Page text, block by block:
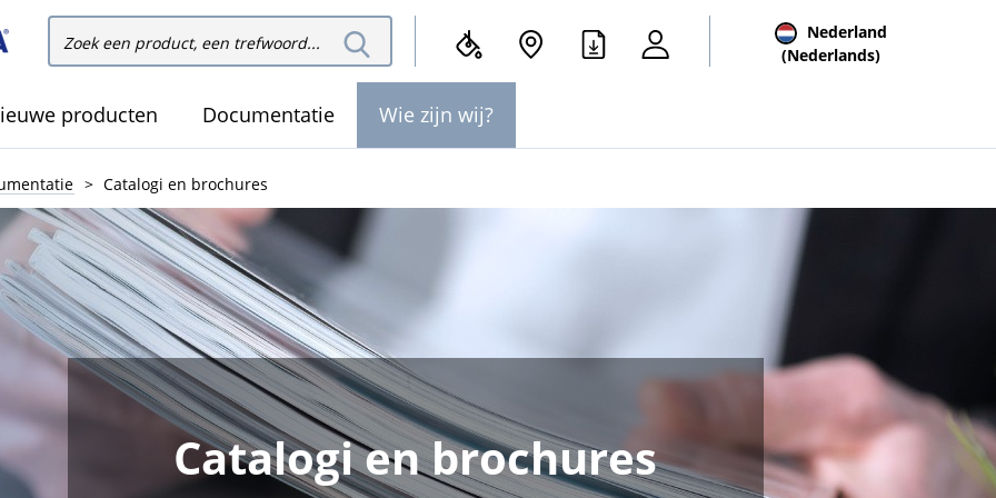
Zoek in de site
in de
site
Nederland
(Nederlands)
producten Documentatie Wie zijn wij?
Catalogi en brochures
Catalogi en brochures